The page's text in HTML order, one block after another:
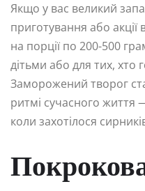
Якщо у вас великий
приготування або акції
на порції по 200-500
дітьми або для тих, хто
Заморожений творог
ритмі сучасного життя
коли захотілося